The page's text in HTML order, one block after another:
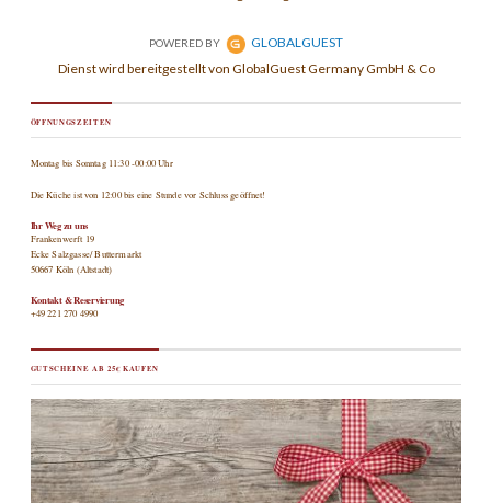
ÖFFNUNGSZEITEN
Montag bis Sonntag 11:30 -00:00 Uhr
Die Küche ist von 12:00 bis eine Stunde vor Schluss geöffnet!
Ihr Weg zu uns
Frankenwerft 19
Ecke Salzgasse/ Buttermarkt
50667 Köln (Altstadt)
Kontakt & Reservierung
+49 221 270 4990
GUTSCHEINE AB 25€ KAUFEN